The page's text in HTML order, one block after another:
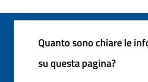
Quanto sono chiare le
su questa pagina?